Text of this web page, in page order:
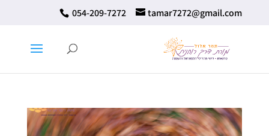
⁦ 054-209-7272⁩ tamar7272@gmail.com